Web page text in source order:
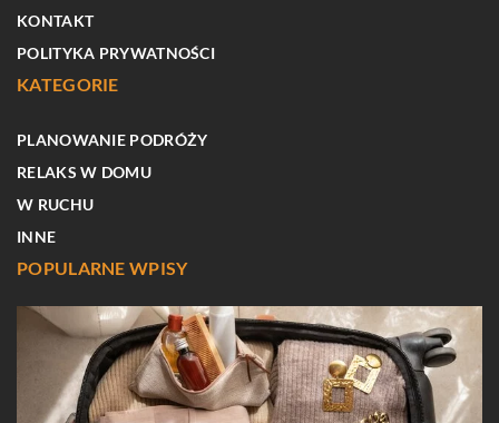
KONTAKT
POLITYKA PRYWATNOŚCI
KATEGORIE
PLANOWANIE PODRÓŻY
RELAKS W DOMU
W RUCHU
INNE
POPULARNE WPISY